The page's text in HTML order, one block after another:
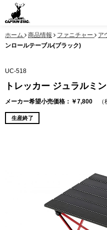
ホーム 商品情報 ファニチャー ア
ンロールテーブル(ブラック)
UC-518
トレッカー ジュラルミ
メーカー希望小売価格：￥7,800
生産終了